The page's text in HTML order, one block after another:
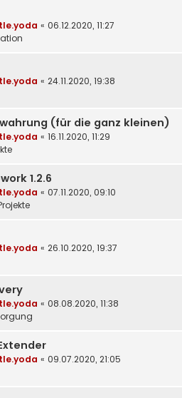
« 06.12.2020, 11:27
« 24.11.2020, 19:38
(für die ganz kleinen)
« 16.11.2020, 11:29
1.2.6
« 07.11.2020, 09:10
« 26.10.2020, 19:37
« 08.08.2020, 11:38
« 09.07.2020, 21:05